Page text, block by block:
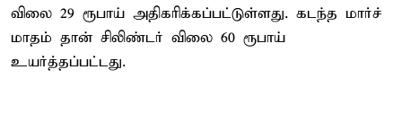
விலை 29 ரூபாய் அதிகரிக்கப்பட்டுள்ளது. கடந்த மார்ச்
மாதம் தான் சிலிண்டர் விலை 60 ரூபாய்
உயர்த்தப்பட்டது.